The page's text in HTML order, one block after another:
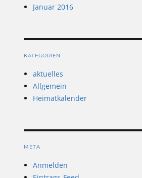
Januar 2016
KATEGORIEN
aktuelles
Allgemein
Heimatkalender
META
Anmelden